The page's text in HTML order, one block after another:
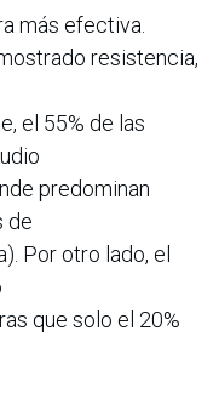
más efectiva.
resistencia,
el 55% de las
predominan
de
Por otro lado, el
que solo el 20%